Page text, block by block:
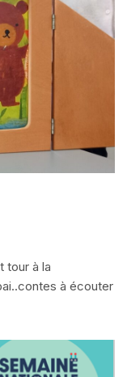
tour à la
à écouter